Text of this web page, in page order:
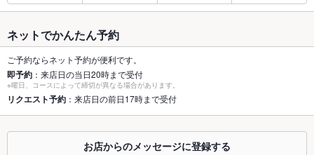
最大宴会収
72人
個室 あり
座敷 なし
掘りごたつ あり
カウンター あり
ネットでかんたん予約
ご予約ならネット予約が便利です。
即予約 ：来店日の当日20時まで受付
※曜日、コースによって締切が異なる場合があります。
リクエスト予約 ：来店日の前日17時まで受付
お店からのメッセージに登録する